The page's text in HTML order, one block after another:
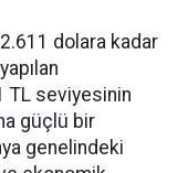
dolara kadar
TL seviyesinin
güçlü bir
genelindeki